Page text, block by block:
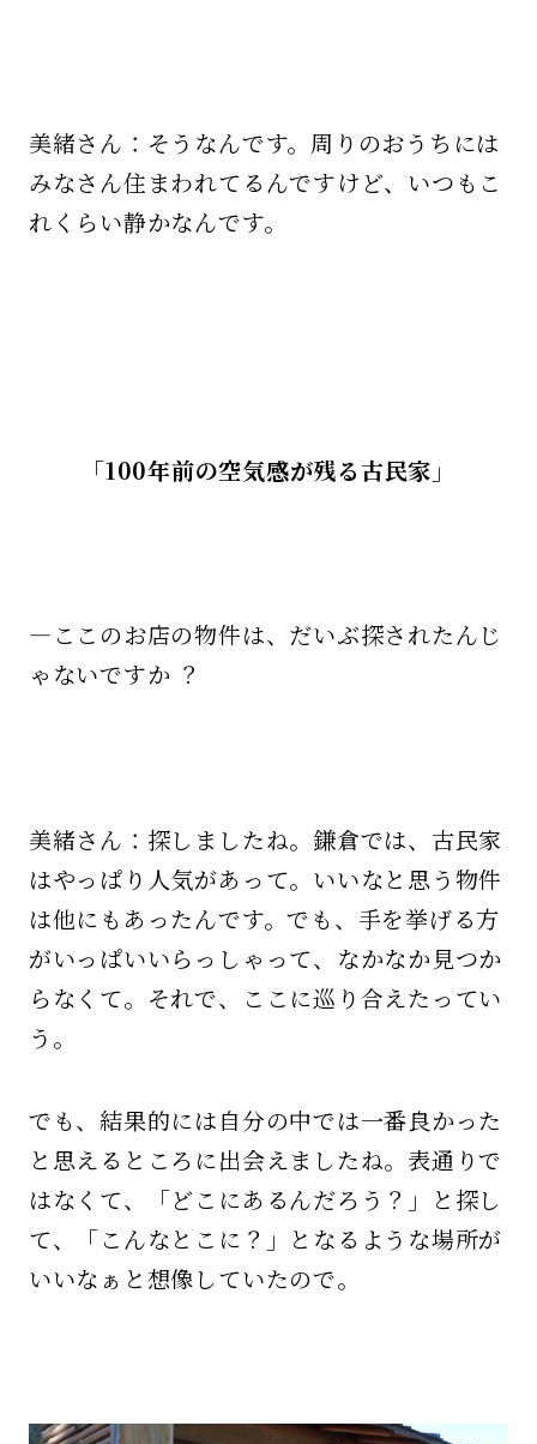
美緒さん：そうなんです。周りのおうちには
みなさん住まわれてるんですけど、いつもこ
れくらい静かなんです。
「100年前の空気感が残る古民家」
—ここのお店の物件は、だいぶ探されたんじ
ゃないですか ？
美緒さん：探しましたね。鎌倉では、古民家
はやっぱり人気があって。いいなと思う物件
は他にもあったんです。でも、手を挙げる方
がいっぱいいらっしゃって、なかなか見つか
らなくて。それで、ここに巡り合えたってい
う。
でも、結果的には自分の中では一番良かった
と思えるところに出会えましたね。表通りで
はなくて、「どこにあるんだろう？」と探し
て、「こんなとこに？」となるような場所が
いいなぁと想像していたので。